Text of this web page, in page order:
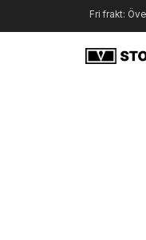
Fri frakt: